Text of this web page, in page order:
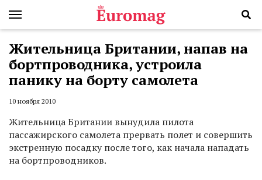
Жительница Британии, напав на
бортпроводника, устроила
панику на борту самолета
10 ноября 2010
Жительница Британии вынудила пилота
пассажирского самолета прервать полет и совершить
экстренную посадку после того, как начала нападать
на бортпроводников.